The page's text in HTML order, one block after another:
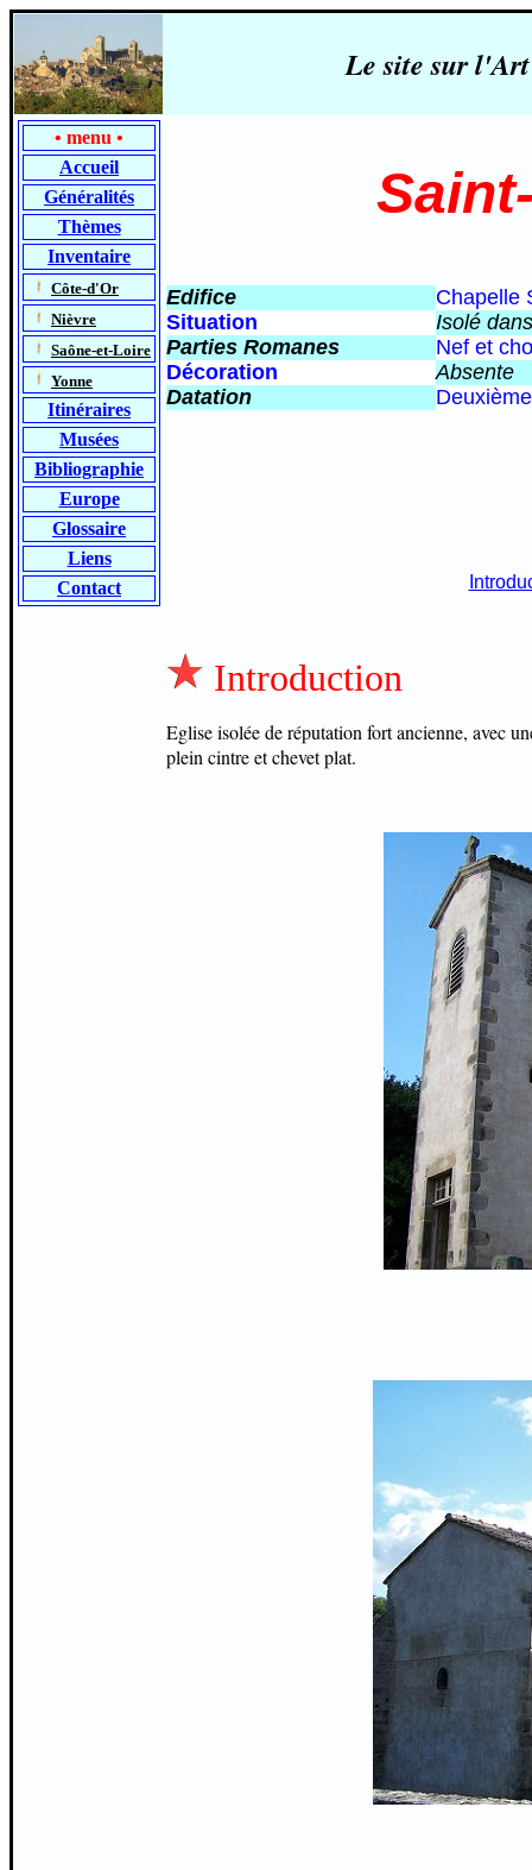
Le site sur
• menu •
Accueil
Généralités
Thèmes
Inventaire
Côte-d'Or
Nièvre
Saône-et-Loire
Yonne
Itinéraires
Musées
Bibliographie
Europe
Glossaire
Liens
Contact
Edifice
Chapelle
Situation
Isolé
Parties Romanes
Nef et
Décoration
Absente
Datation
D
Introduction
Eglise isolée de réputation fort ancienne, avec
plein cintre et chevet plat.